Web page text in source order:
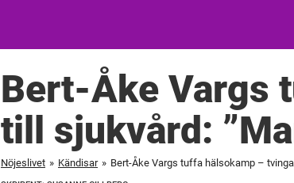
Bert-Åke Vargs
till sjukvård:
Nöjeslivet » Kändisar » Bert-Åke Vargs tuffa hälsokamp –